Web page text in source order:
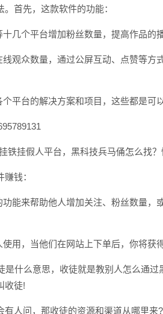
首先，这款软件的功能：
几个平台增加粉丝数量，提高作品的
观众数量，通过公屏互动、点赞等方
平台的解决方案和项目，这些都是可
钱：
能来帮助他人增加关注、粉丝数量，
用，当他们在网站上下单后，你将获
是什么意思，收徒就是教别人怎么通
收徒!
有人问，那收徒的资源和渠道从哪里